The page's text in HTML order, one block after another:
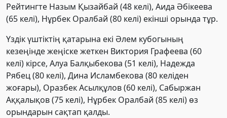
Рейтингте Назым Қызайбай (48 келі), Аида Әбікеева
(65 келі), Нұрбек Оралбай (80 келі) екінші орында тұр.
Үздік үштіктің қатарына екі Әлем кубогының
кезеңінде жеңіске жеткен Виктория Графеева (60
келі) кірсе, Алуа Балқыбекова (51 келі), Надежда
Рябец (80 келі), Дина Исламбекова (80 келіден
жоғары), Оразбек Асылқұлов (60 келі), Сабыржан
Аққалықов (75 келі), Нұрбек Оралбай (85 келі) өз
орындарын сақтап қалды.